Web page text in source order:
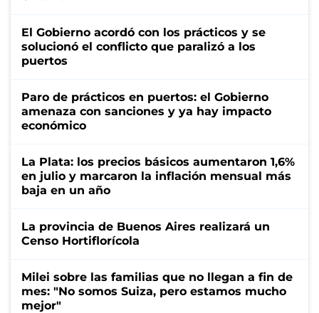
El Gobierno acordó con los prácticos y se
solucionó el conflicto que paralizó a los
puertos
Paro de prácticos en puertos: el Gobierno
amenaza con sanciones y ya hay impacto
económico
La Plata: los precios básicos aumentaron 1,6%
en julio y marcaron la inflación mensual más
baja en un año
La provincia de Buenos Aires realizará un
Censo Hortiflorícola
Milei sobre las familias que no llegan a fin de
mes: "No somos Suiza, pero estamos mucho
mejor"